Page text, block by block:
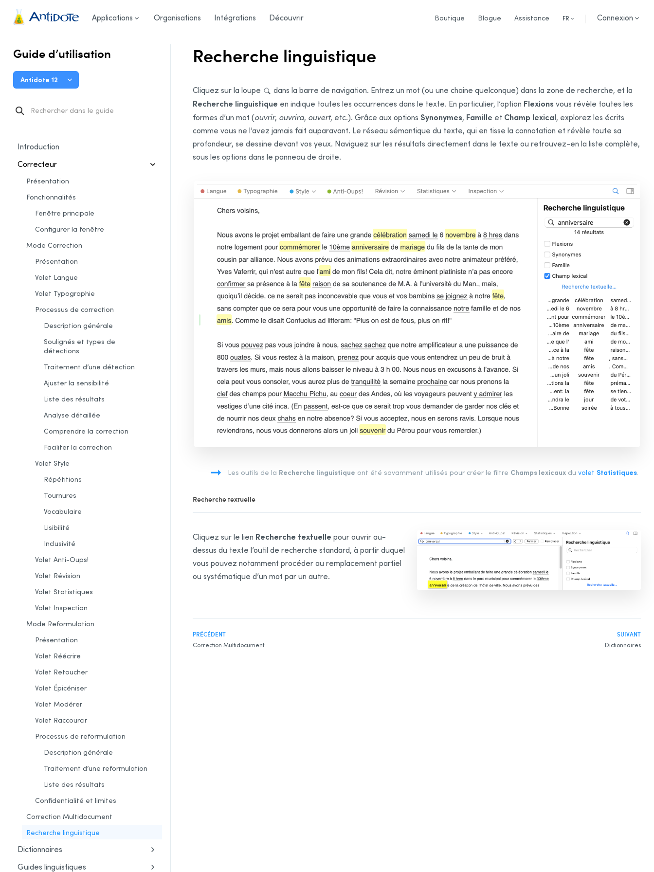
Antidote Applications Organisations Intégrations Découvrir Boutique Blogue Assistance FR Connexion
Guide d’utilisation / Correcteur Recherche linguistique
Guide d’utilisation
Antidote 12
Introduction
Correcteur
Présentation
Fonctionnalités
Fenêtre principale
Configurer la fenêtre
Mode Correction
Présentation
Volet Langue
Volet Typographie
Processus de correction
Description générale
Soulignés et types de
détections
Traitement d’une détection
Ajuster la sensibilité
Liste des résultats
Analyse détaillée
Comprendre la correction
Faciliter la correction
Volet Style
Répétitions
Tournures
Vocabulaire
Lisibilité
Inclusivité
Volet Anti-Oups!
Volet Révision
Volet Statistiques
Volet Inspection
Mode Reformulation
Présentation
Volet Réécrire
Volet Retoucher
Volet Épicéniser
Volet Modérer
Volet Raccourcir
Processus de reformulation
Description générale
Traitement d’une reformulation
Liste des résultats
Confidentialité et limites
Correction Multidocument
Recherche linguistique
Dictionnaires
Guides linguistiques
Recherche linguistique
Cliquez sur la loupe
dans la barre de navigation. Entrez un mot (ou une chaine quelconque) dans la zone de recherche, et la
Recherche linguistique en indique toutes les occurrences dans le texte. En particulier, l’option Flexions vous révèle toutes les
formes d’un mot (ouvrir, ouvrira, ouvert, etc.). Grâce aux options Synonymes, Famille et Champ lexical, explorez les écrits
comme vous ne l’avez jamais fait auparavant. Le réseau sémantique du texte, qui en tisse la connotation et révèle toute sa
profondeur, se dessine devant vos yeux. Naviguez sur les résultats directement dans le texte ou retrouvez-en la liste complète,
sous les options dans le panneau de droite.
Les outils de la Recherche linguistique ont été savamment utilisés pour créer le filtre Champs lexicaux du volet Statistiques.
Recherche textuelle
Cliquez sur le lien Recherche textuelle pour ouvrir au-
dessus du texte l’outil de recherche standard, à partir duquel
vous pouvez notamment procéder au remplacement partiel
ou systématique d’un mot par un autre.
PRÉCÉDENT
Correction Multidocument
SUIVANT
Dictionnaires